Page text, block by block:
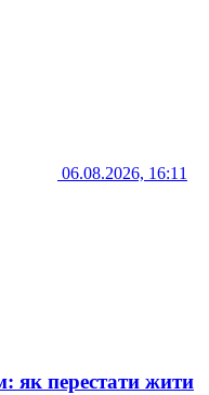
06.08.2026, 16:11
як перестати жити